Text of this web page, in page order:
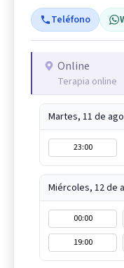
Teléfono
Online
Terapia online
Martes, 11 de
23:00
Miércoles, 12 de
00:00
19:00